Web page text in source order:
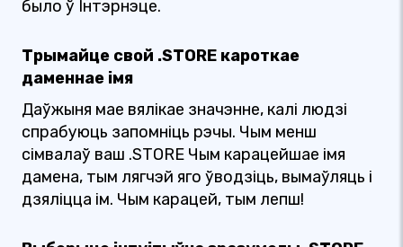
было ў Інтэрнэце.
Трымайце свой .STORE кароткае
даменнае імя
Даўжыня мае вялікае значэнне, калі людзі
спрабуюць запомніць рэчы. Чым менш
сімвалаў ваш .STORE Чым карацейшае імя
дамена, тым лягчэй яго ўводзіць, вымаўляць і
дзяліцца ім. Чым карацей, тым лепш!